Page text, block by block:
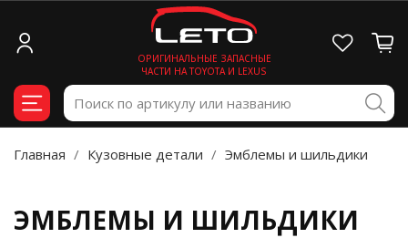
ОРИГИНАЛЬНЫЕ ЗАПАСНЫЕ
ЧАСТИ НА TOYOTA И LEXUS
Главная Кузовные детали Эмблемы и шильдики
ЭМБЛЕМЫ И ШИЛЬДИКИ